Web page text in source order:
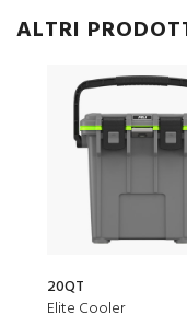
ALTRI
20QT
Elite Cooler